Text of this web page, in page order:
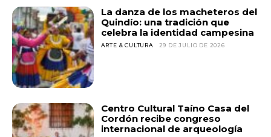
La danza de los macheteros del
Quindío: una tradición que
celebra la identidad campesina
ARTE & CULTURA 29 DE JULIO DE 2026
Centro Cultural Taíno Casa del
Cordón recibe congreso
internacional de arqueología